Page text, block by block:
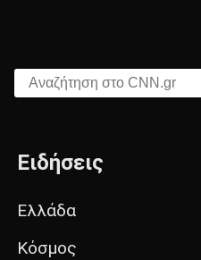
Αναζήτηση στο CNN.gr
Ειδήσεις
Ελλάδα
Κόσμος